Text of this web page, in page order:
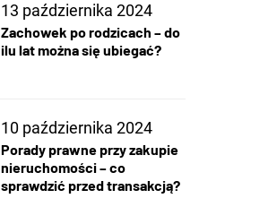
13 października 2024
Zachowek po rodzicach – do
ilu lat można się ubiegać?
10 października 2024
Porady prawne przy zakupie
nieruchomości – co
sprawdzić przed transakcją?